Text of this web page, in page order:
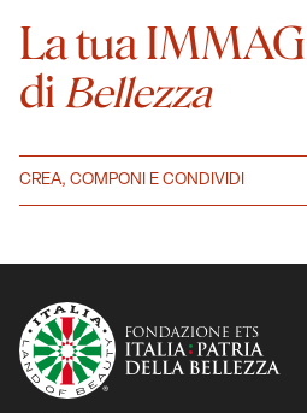
La tua
di Bellezza
CREA, COMPONI E CONDIVIDI